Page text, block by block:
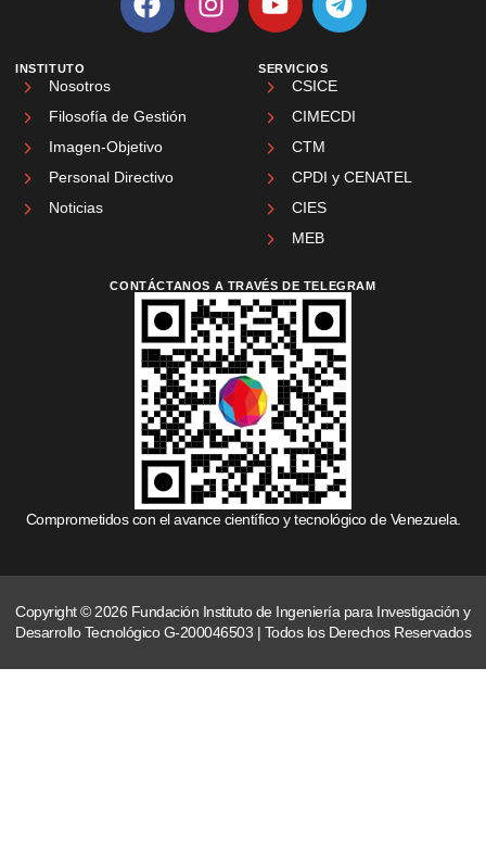
INSTITUTO
Nosotros
Filosofía de Gestión
Imagen-Objetivo
Personal Directivo
Noticias
SERVICIOS
CSICE
CIMECDI
CTM
CPDI y CENATEL
CIES
MEB
CONTÁCTANOS A TRAVÉS DE TELEGRAM
Comprometidos con el avance científico y tecnológico de Venezuela.
Copyright © 2026 Fundación Instituto de Ingeniería para Investigación y
Desarrollo Tecnológico G-200046503 | Todos los Derechos Reservados